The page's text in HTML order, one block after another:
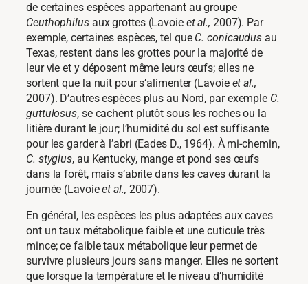
de certaines espèces appartenant au groupe
Ceuthophilusaux grottes (Lavoie et al., 2007). Par
exemple, certaines espèces, tel que C. conicaudus au
Texas, restent dans les grottes pour la majorité de
leur vie et y déposent même leurs œufs; elles ne
sortent que la nuit pour s’alimenter (Lavoie et al.,
2007). D’autres espèces plus au Nord, par exemple C.
guttulosus, se cachent plutôt sous les roches ou la
litière durant le jour; l’humidité du sol est suffisante
pour les garder à l’abri (Eades D., 1964). À mi-chemin,
C. stygius, au Kentucky, mange et pond ses œufs
dans la forêt, mais s’abrite dans les caves durant la
journée (Lavoieet al., 2007).
En général, les espèces les plus adaptées aux caves
ont un taux métabolique faible et une cuticule très
mince; ce faible taux métabolique leur permet de
survivre plusieurs jours sans manger. Elles ne sortent
que lorsque la température et le niveau d’humidité